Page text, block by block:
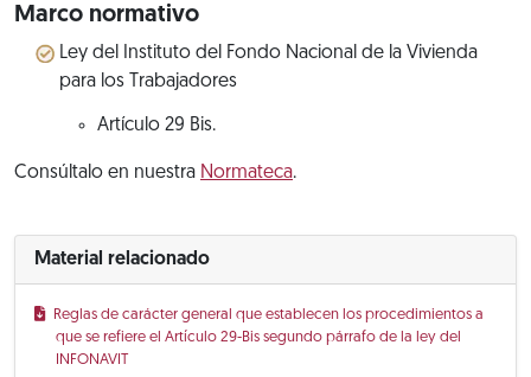
Marco normativo
Ley del Instituto del Fondo Nacional de la Vivienda
para los Trabajadores
Artículo 29 Bis.
Consúltalo en nuestra Normateca.
Material relacionado
Reglas de carácter general que establecen los procedimientos a
que se refiere el Artículo 29-Bis segundo párrafo de la ley del
INFONAVIT